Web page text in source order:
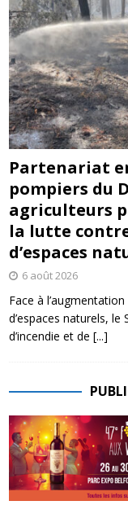
Partenariat
pompiers du
agriculteurs
la lutte
d’espaces
6 août 2026
Face à
d’espaces naturels,
d’incendie et de [...]